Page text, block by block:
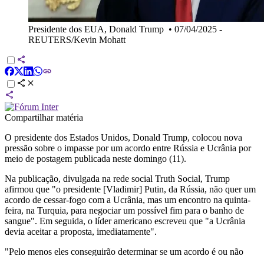
Presidente dos EUA, Donald Trump • 07/04/2025 -
REUTERS/Kevin Mohatt
Compartilhar matéria
O presidente dos Estados Unidos, Donald Trump, colocou nova
pressão sobre o impasse por um acordo entre Rússia e Ucrânia por
meio de postagem publicada neste domingo (11).
Na publicação, divulgada na rede social Truth Social, Trump
afirmou que "o presidente [Vladimir] Putin, da Rússia, não quer um
acordo de cessar-fogo com a Ucrânia, mas um encontro na quinta-
feira, na Turquia, para negociar um possível fim para o banho de
sangue". Em seguida, o líder americano escreveu que "a Ucrânia
devia aceitar a proposta, imediatamente".
"Pelo menos eles conseguirão determinar se um acordo é ou não